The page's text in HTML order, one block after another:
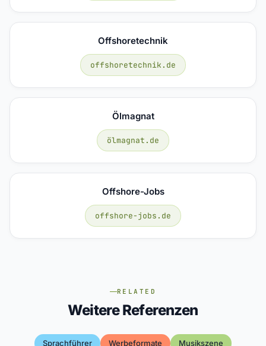
Offshoretechnik
offshoretechnik.de
Ölmagnat
ölmagnat.de
Offshore-Jobs
offshore-jobs.de
RELATED
Weitere Referenzen
Sprachführer Werbeformate Musikszene